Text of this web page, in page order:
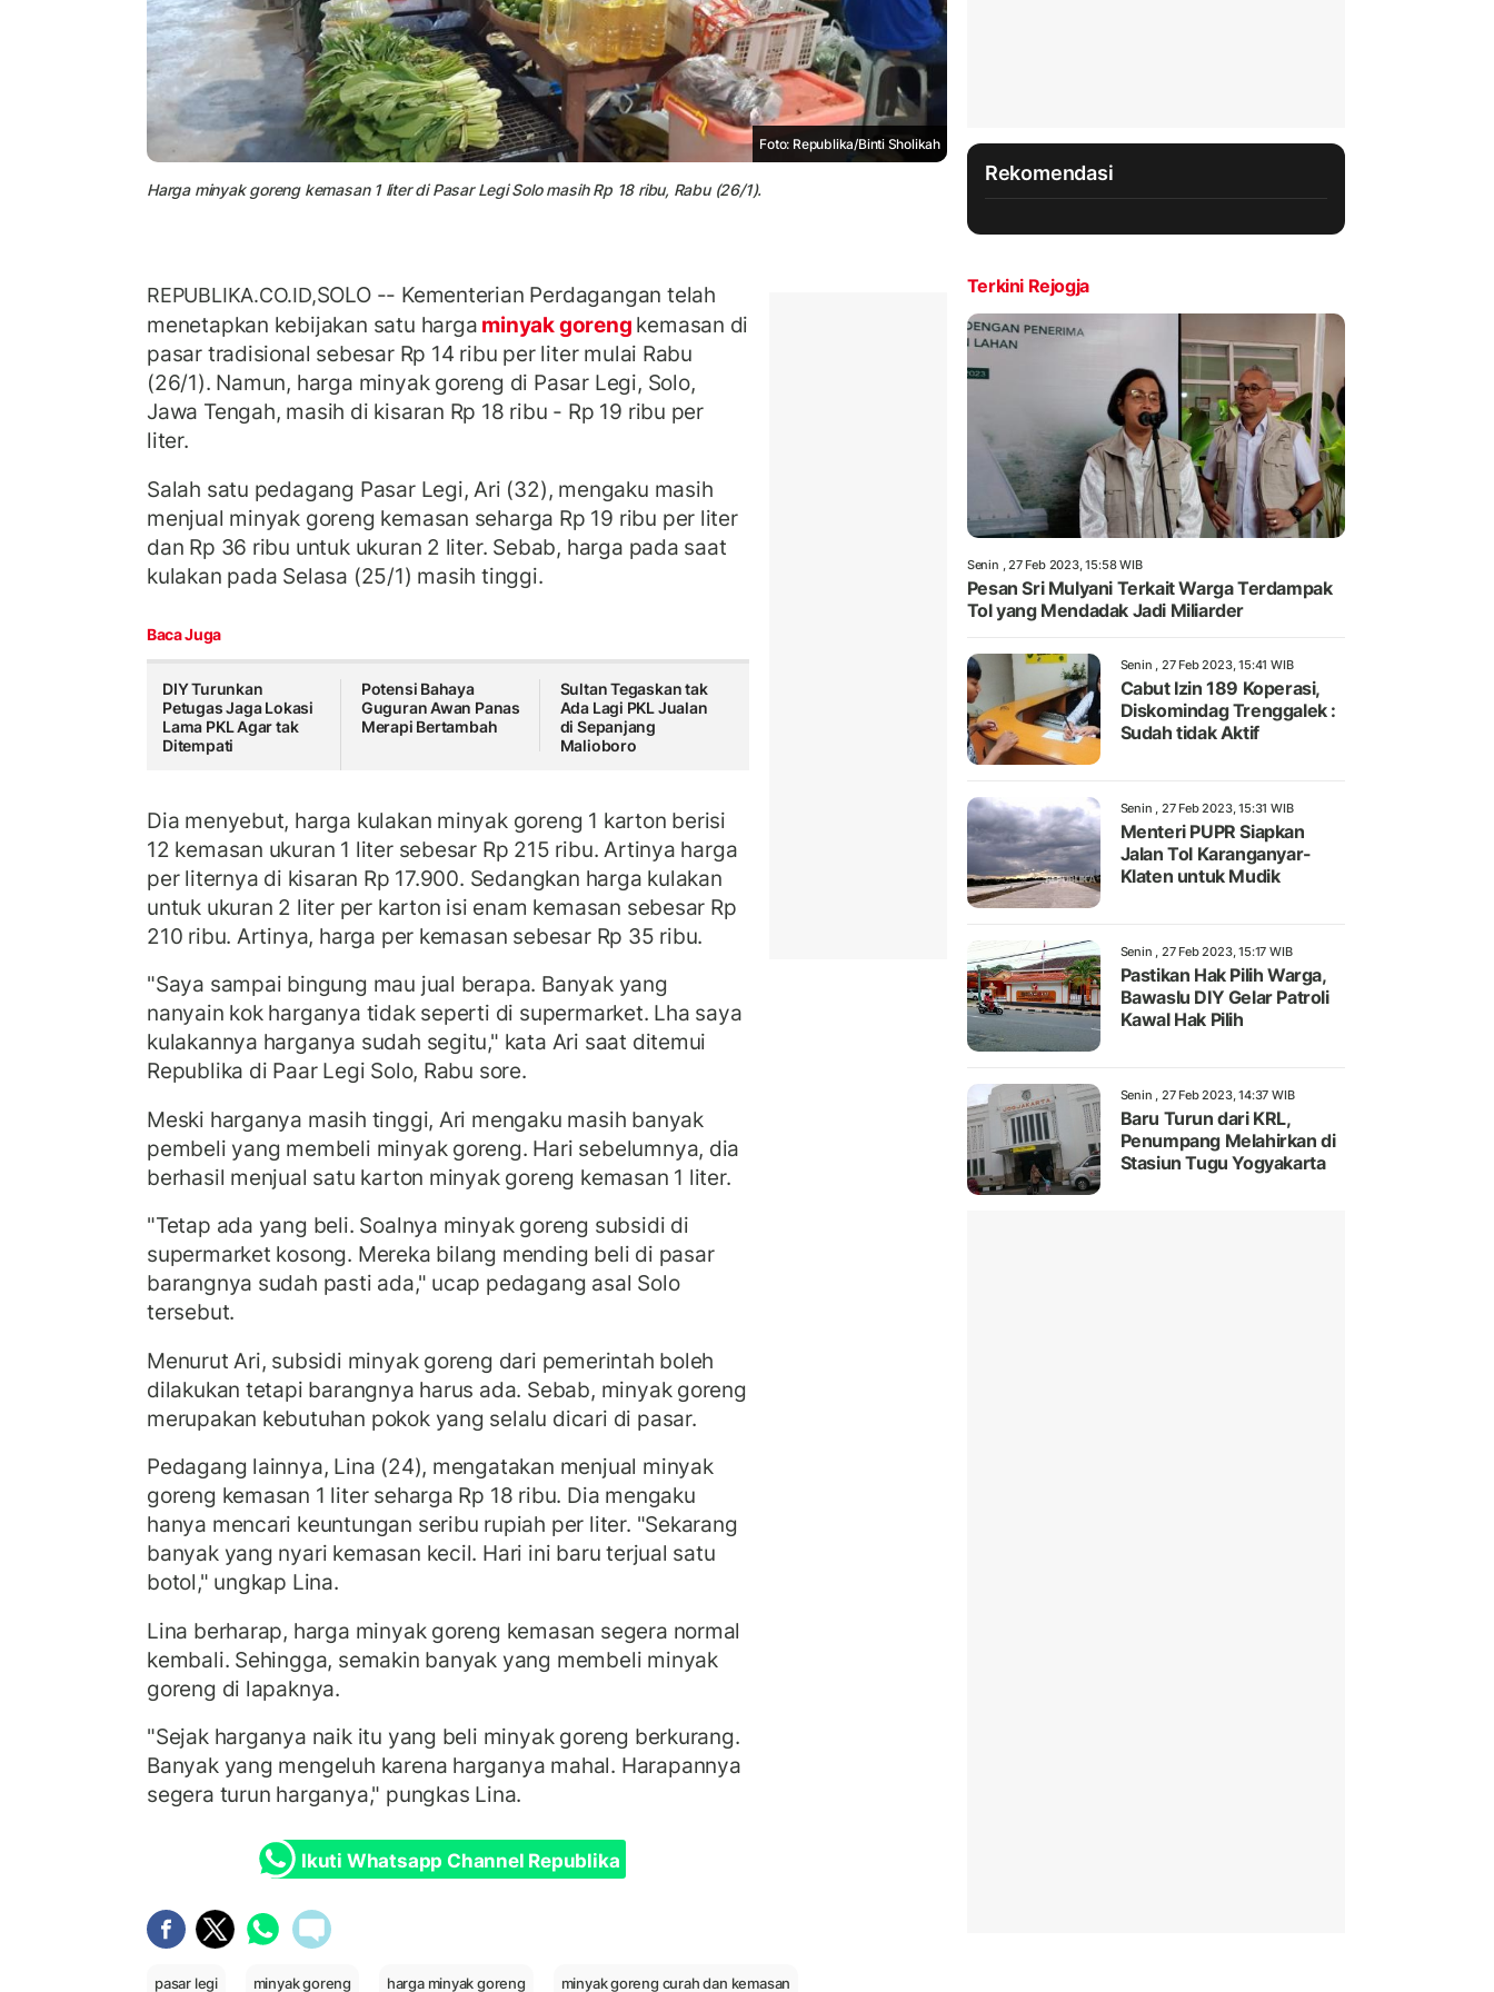
Foto: Republika/Binti Sholikah
Harga minyak goreng kemasan 1 liter di Pasar Legi Solo masih Rp 18 ribu, Rabu (26/1).
REPUBLIKA.CO.ID,SOLO -- Kementerian Perdagangan telah
menetapkan kebijakan satu harga minyak goreng kemasan di
pasar tradisional sebesar Rp 14 ribu per liter mulai Rabu
(26/1). Namun, harga minyak goreng di Pasar Legi, Solo,
Jawa Tengah, masih di kisaran Rp 18 ribu - Rp 19 ribu per
liter.
Salah satu pedagang Pasar Legi, Ari (32), mengaku masih
menjual minyak goreng kemasan seharga Rp 19 ribu per liter
dan Rp 36 ribu untuk ukuran 2 liter. Sebab, harga pada saat
kulakan pada Selasa (25/1) masih tinggi.
Baca Juga
DIY Turunkan
Petugas Jaga Lokasi
Lama PKL Agar tak
Ditempati
Potensi Bahaya
Guguran Awan Panas
Merapi Bertambah
Sultan Tegaskan tak
Ada Lagi PKL Jualan
di Sepanjang
Malioboro
Dia menyebut, harga kulakan minyak goreng 1 karton berisi
12 kemasan ukuran 1 liter sebesar Rp 215 ribu. Artinya harga
per liternya di kisaran Rp 17.900. Sedangkan harga kulakan
untuk ukuran 2 liter per karton isi enam kemasan sebesar Rp
210 ribu. Artinya, harga per kemasan sebesar Rp 35 ribu.
"Saya sampai bingung mau jual berapa. Banyak yang
nanyain kok harganya tidak seperti di supermarket. Lha saya
kulakannya harganya sudah segitu," kata Ari saat ditemui
Republika di Paar Legi Solo, Rabu sore.
Meski harganya masih tinggi, Ari mengaku masih banyak
pembeli yang membeli minyak goreng. Hari sebelumnya, dia
berhasil menjual satu karton minyak goreng kemasan 1 liter.
"Tetap ada yang beli. Soalnya minyak goreng subsidi di
supermarket kosong. Mereka bilang mending beli di pasar
barangnya sudah pasti ada," ucap pedagang asal Solo
tersebut.
Menurut Ari, subsidi minyak goreng dari pemerintah boleh
dilakukan tetapi barangnya harus ada. Sebab, minyak goreng
merupakan kebutuhan pokok yang selalu dicari di pasar.
Pedagang lainnya, Lina (24), mengatakan menjual minyak
goreng kemasan 1 liter seharga Rp 18 ribu. Dia mengaku
hanya mencari keuntungan seribu rupiah per liter. "Sekarang
banyak yang nyari kemasan kecil. Hari ini baru terjual satu
botol," ungkap Lina.
Lina berharap, harga minyak goreng kemasan segera normal
kembali. Sehingga, semakin banyak yang membeli minyak
goreng di lapaknya.
"Sejak harganya naik itu yang beli minyak goreng berkurang.
Banyak yang mengeluh karena harganya mahal. Harapannya
segera turun harganya," pungkas Lina.
Ikuti Whatsapp Channel Republika
pasar legi minyak goreng harga minyak goreng minyak goreng curah dan kemasan
Rekomendasi
Terkini Rejogja
Senin , 27 Feb 2023, 15:58 WIB
Pesan Sri Mulyani Terkait Warga Terdampak
Tol yang Mendadak Jadi Miliarder
Senin , 27 Feb 2023, 15:41 WIB
Cabut Izin 189 Koperasi,
Diskomindag Trenggalek :
Sudah tidak Aktif
Senin , 27 Feb 2023, 15:31 WIB
Menteri PUPR Siapkan
Jalan Tol Karanganyar-
Klaten untuk Mudik
Senin , 27 Feb 2023, 15:17 WIB
Pastikan Hak Pilih Warga,
Bawaslu DIY Gelar Patroli
Kawal Hak Pilih
Senin , 27 Feb 2023, 14:37 WIB
Baru Turun dari KRL,
Penumpang Melahirkan di
Stasiun Tugu Yogyakarta